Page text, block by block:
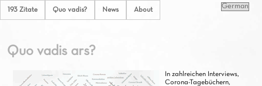
193 Zitate Quo vadis? News About
Quo vadis ars?
In zahlreichen Interviews,
Corona-Tagebüchern,